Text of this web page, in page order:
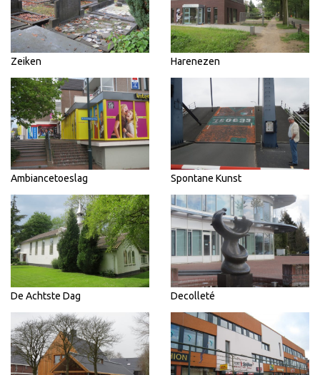
Zeiken Harenezen
Ambiancetoeslag Spontane Kunst
De Achtste Dag Decolleté